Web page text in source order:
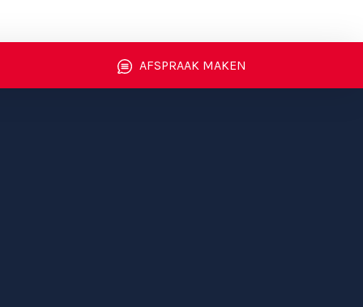
AFSPRAAK MAKEN